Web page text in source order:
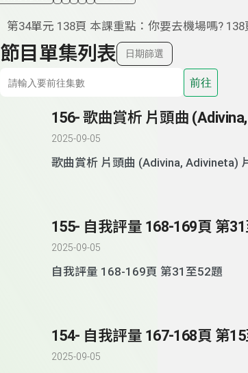
第34單元 138頁 本課重點：你要去機場嗎?
節目單集列表 日期篩選
前往
2025-09-05
155- 自我評量 168-169頁 第
2025-09-05
自我評量 168-169頁 第31至52題
154- 自我評量 167-168頁 第
2025-09-05